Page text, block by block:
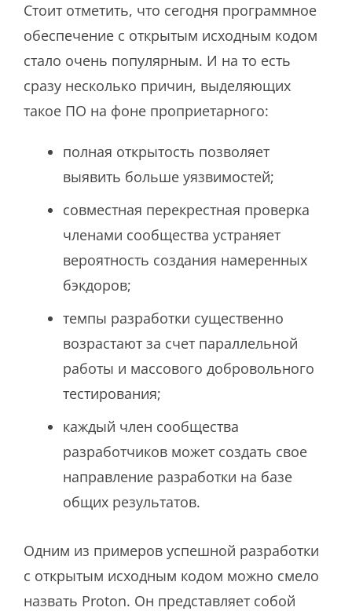
Стоит отметить, что сегодня программное
обеспечение с открытым исходным кодом
стало очень популярным. И на то есть
сразу несколько причин, выделяющих
такое ПО на фоне проприетарного:
полная открытость позволяет
выявить больше уязвимостей;
совместная перекрестная проверка
членами сообщества устраняет
вероятность создания намеренных
бэкдоров;
темпы разработки существенно
возрастают за счет параллельной
работы и массового добровольного
тестирования;
каждый член сообщества
разработчиков может создать свое
направление разработки на базе
общих результатов.
Одним из примеров успешной разработки
с открытым исходным кодом можно смело
назвать Proton. Он представляет собой